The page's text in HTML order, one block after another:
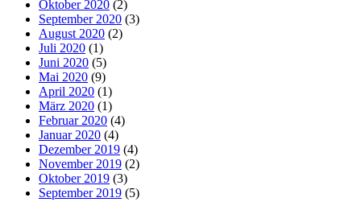
Oktober 2020 (2)
September 2020 (3)
August 2020 (2)
Juli 2020 (1)
Juni 2020 (5)
Mai 2020 (9)
April 2020 (1)
März 2020 (1)
Februar 2020 (4)
Januar 2020 (4)
Dezember 2019 (4)
November 2019 (2)
Oktober 2019 (3)
September 2019 (5)